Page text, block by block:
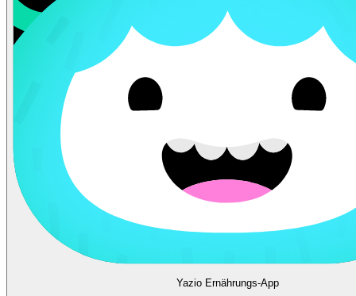
Yazio Ernährungs-App